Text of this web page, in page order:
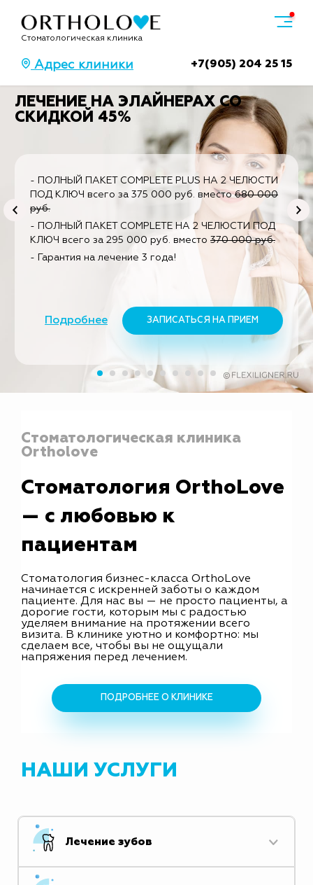
Стоматологическая клиника
Адрес клиники +7(905) 204 25 15
ЛЕЧЕНИЕ НА ЭЛАЙНЕРАХ СО
СКИДКОЙ 45%
- ПОЛНЫЙ ПАКЕТ COMPLETE PLUS НА 2 ЧЕЛЮСТИ
ПОД КЛЮЧ всего за 375 000 руб. вместо680 000
руб.
- ПОЛНЫЙ ПАКЕТ COMPLETE НА 2 ЧЕЛЮСТИ ПОД
КЛЮЧ всего за 295 000 руб. вместо 370 000 руб.
- Гарантия на лечение 3 года!
ЗАПИСАТЬСЯ НА ПРИЕМ
Подробнее
Стоматологическая клиника
Ortholove
Стоматология OrthoLove
— с любовью к
пациентам
Стоматология бизнес-класса OrthoLove
начинается с искренней заботы о каждом
пациенте. Для нас вы — не просто пациенты, а
дорогие гости, которым мы с радостью
уделяем внимание на протяжении всего
визита. В клинике уютно и комфортно: мы
сделаем все, чтобы вы не ощущали
напряжения перед лечением.
ПОДРОБНЕЕ О КЛИНИКЕ
НАШИ УСЛУГИ
Лечение зубов